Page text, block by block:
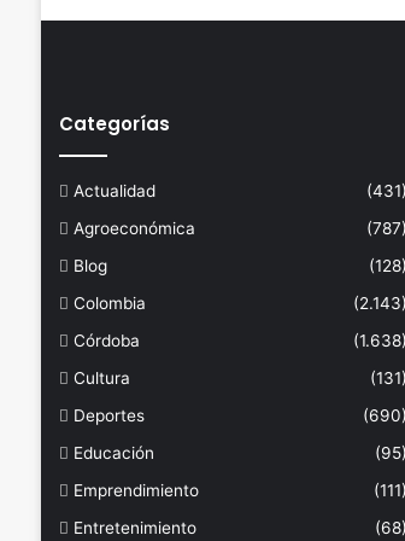
Categorías
Actualidad
(431)
Agroeconómica
(787)
Blog
(128)
Colombia
(2.143)
Córdoba
(1.638)
Cultura
(131)
Deportes
(690)
Educación
(95)
Emprendimiento
(111)
Entretenimiento
(68)